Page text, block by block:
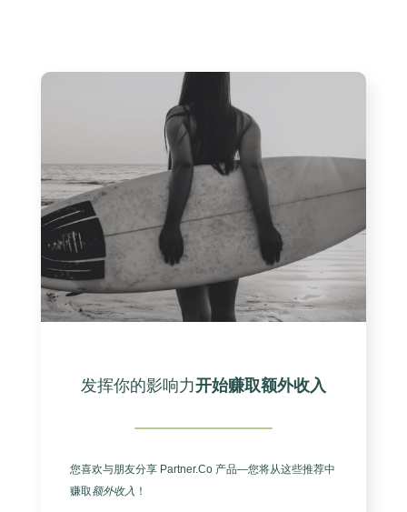
发挥你的影响力开始赚取额外收入
您喜欢与朋友分享 Partner.Co 产品—您将从这些推荐中
赚取额外收入 ！